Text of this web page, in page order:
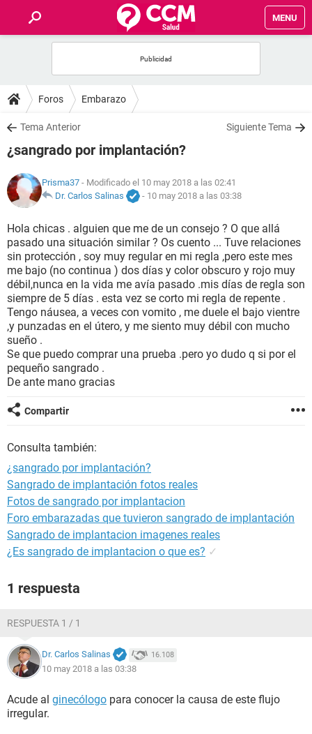
MENU
FOROS
SALUD
FAMILIA
NUTRICIÓN
BIENESTAR
SEXUALIDAD
GLOSARIO
Foros Embarazo
Tema Anterior Siguiente Tema
¿sangrado por implantación?
Prisma37 - Modificado el 10 may 2018 a las 02:41
Dr. Carlos Salinas
- 10 may 2018 a las 03:38
Hola chicas . alguien que me de un consejo ? O que allá
pasado una situación similar ? Os cuento ... Tuve relaciones
sin protección , soy muy regular en mi regla ,pero este mes
me bajo (no continua ) dos días y color obscuro y rojo muy
débil,nunca en la vida me avía pasado .mis días de regla son
siempre de 5 días . esta vez se corto mi regla de repente .
Tengo náusea, a veces con vomito , me duele el bajo vientre
,y punzadas en el útero, y me siento muy débil con mucho
sueño .
Se que puedo comprar una prueba .pero yo dudo q si por el
pequeño sangrado .
De ante mano gracias
Compartir
Consulta también:
¿sangrado por implantación?
Sangrado de implantación fotos reales
Fotos de sangrado por implantacion
Foro embarazadas que tuvieron sangrado de implantación
Sangrado de implantacion imagenes reales
¿Es sangrado de implantacion o que es? ✓
1 respuesta
RESPUESTA 1 / 1
Dr. Carlos Salinas 16.108
10 may 2018 a las 03:38
Acude al ginecólogo para conocer la causa de este flujo
irregular.